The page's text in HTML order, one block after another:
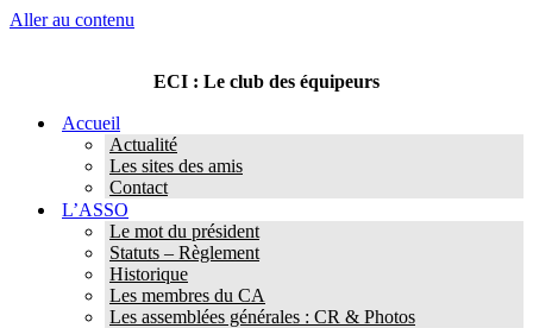
Aller au contenu
ECI : Le club des équipeurs
Accueil
Actualité
Les sites des amis
Contact
L’ASSO
Le mot du président
Statuts – Règlement
Historique
Les membres du CA
Les assemblées générales : CR & Photos